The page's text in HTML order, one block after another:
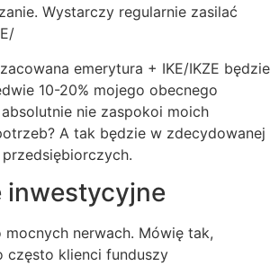
Wystarczy regularnie zasilać
emerytura + IKE/IKZE będzie
10-20% mojego obecnego
nie zaspokoi moich
A tak będzie w zdecydowanej
inwestycyjne
mocnych nerwach. Mówię tak,
często klienci funduszy